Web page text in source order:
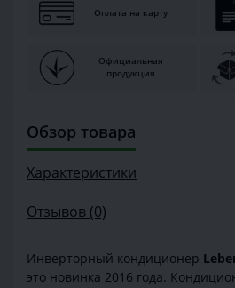
Оплата на карту
Официальная
продукция
Обзор товара
Характеристики
Отзывов (0)
Инверторный кондиционер
это новинка 2016 года.